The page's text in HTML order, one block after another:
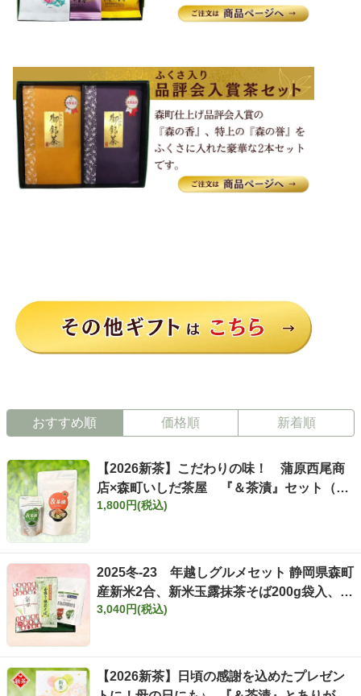
おすすめ順 価格順 新着順
【2026新茶】こだわりの味！ 蒲原西尾商
店×森町いしだ茶屋 『＆茶漬』セット（ア
ンドちゃづけ）
1,800円(税込)
2025冬-23 年越しグルメセット 静岡県森町
産新米2合、新米玉露抹茶そば200g袋入、
『＆茶漬け』セット
3,040円(税込)
【2026新茶】日頃の感謝を込めたプレゼン